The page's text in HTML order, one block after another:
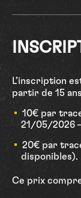
L’inscription
partir de 15
10€ par
21/05/2026
20€ par
disponibles).
Ce prix